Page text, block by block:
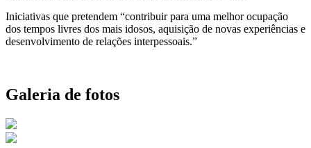
Iniciativas que pretendem “contribuir para uma melhor ocupação
dos tempos livres dos mais idosos, aquisição de novas experiências e
desenvolvimento de relações interpessoais.”
Galeria de fotos